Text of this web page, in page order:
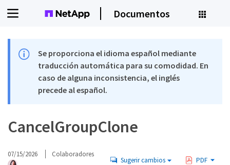
Documentos
Se proporciona el idioma español mediante
traducción automática para su comodidad. En
caso de alguna inconsistencia, el inglés
precede al español.
CancelGroupClone
07/15/2026 Colaboradores
Sugerir cambios PDF